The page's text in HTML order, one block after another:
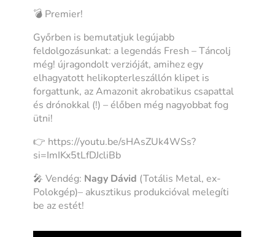
💣 Premier!
Győrben is bemutatjuk legújabb
feldolgozásunkat: a legendás Fresh –Táncolj
még! újragondolt verzióját, amihez egy
elhagyatott helikopterleszállón klipet is
forgattunk, az Amazonit akrobatikus csapattal
és drónokkal (!) – élőben még nagyobbat fog
ütni!
👉 https://youtu.be/sHAsZUk4WSs?
si=ImIKx5tLfDJcliBb
🎤 Vendég: Nagy Dávid (Totális Metal, ex-
Polokgép)– akusztikus produkcióval melegíti
be az estét!